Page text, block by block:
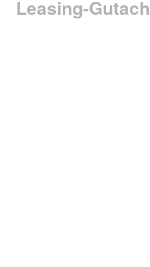
Leasing-